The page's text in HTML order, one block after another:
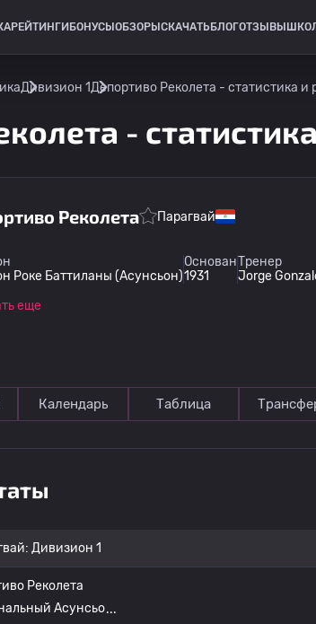
РЕЙТИНГИ БОНУСЫ ОБЗОРЫ СКАЧАТЬ БЛОГОТЗЫВЫ
Дивизион 1Депортиво Реколета - статистика и
-
Реколета Парагвай
Роке Баттиланы (Асунсьон)
Основан
1931
Тренер
Jorge
еще
Календарь Таблица
Дивизион 1
Реколета
Асунсьо